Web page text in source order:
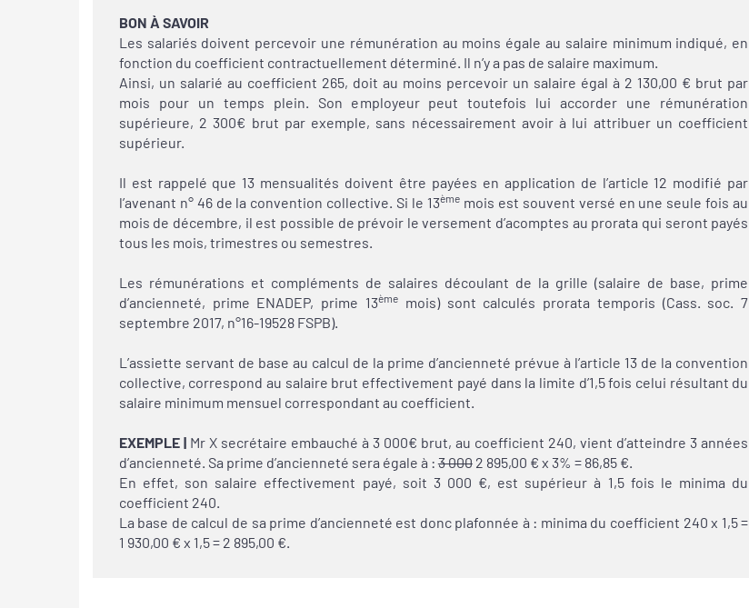
BON À SAVOIR
Les salariés doivent percevoir une rémunération au moins égale au salaire minimum indiqué, en
fonction du coefficient contractuellement déterminé. Il n’y a pas de salaire maximum.
Ainsi, un salarié au coefficient 265, doit au moins percevoir un salaire égal à 2 130,00 € brut par
mois pour un temps plein. Son employeur peut toutefois lui accorder une rémunération
supérieure, 2 300€ brut par exemple, sans nécessairement avoir à lui attribuer un coefficient
supérieur.
Il est rappelé que 13 mensualités doivent être payées en application de l’article 12 modifié par
l’avenant n° 46 de la convention collective. Si le 13ème mois est souvent versé en une seule fois au
mois de décembre, il est possible de prévoir le versement d’acomptes au prorata qui seront payés
tous les mois, trimestres ou semestres.
Les rémunérations et compléments de salaires découlant de la grille (salaire de base, prime
d’ancienneté, prime ENADEP, prime 13èmemois) sont calculés prorata temporis (Cass. soc. 7
septembre 2017, n°16-19528 FSPB).
L’assiette servant de base au calcul de la prime d’ancienneté prévue à l’article 13 de la convention
collective, correspond au salaire brut effectivement payé dans la limite d’1,5 fois celui résultant du
salaire minimum mensuel correspondant au coefficient.
EXEMPLE |Mr X secrétaire embauché à 3 000€ brut, au coefficient 240, vient d’atteindre 3 années
d’ancienneté. Sa prime d’ancienneté sera égale à :3 0002 895,00 € x 3% = 86,85 €.
En effet, son salaire effectivement payé, soit 3 000 €, est supérieur à 1,5 fois le minima du
coefficient 240.
La base de calcul de sa prime d’ancienneté est donc plafonnée à : minima du coefficient 240 x 1,5 =
1 930,00 € x 1,5 = 2 895,00 €.